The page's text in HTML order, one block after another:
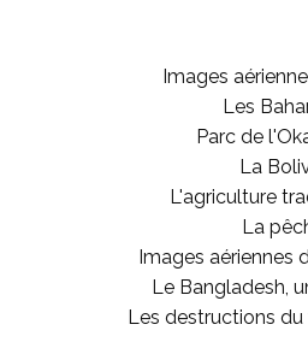
Images
Les
Parc de
La
L'agriculture
La
Images aériennes
Le Bangladesh,
Les destructions